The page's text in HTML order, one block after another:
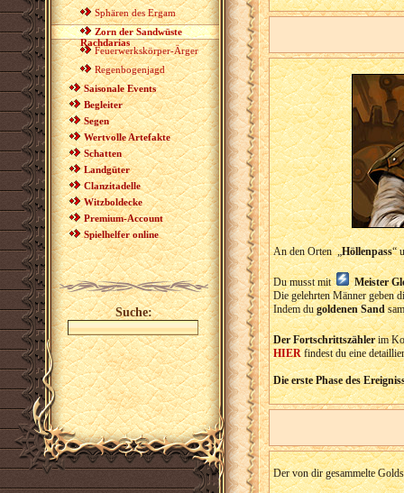
Sphären des Ergam
Zorn der Sandwüste
Rachdarias
Feuerwerkskörper-Ärger
Regenbogenjagd
Saisonale Events
Begleiter
Segen
Wertvolle Artefakte
Schatten
Landgüter
Clanzitadelle
Witzboldecke
Premium-Account
Spielhelfer online
Suche:
An den Orten „Höllenpass“
Du musst mit
Meister
Die gelehrten Männer geben
Indem dugoldenen Sand
Der Fortschrittszählerim
HIERfindest du eine
Die erste Phase des
Der von dir gesammelte